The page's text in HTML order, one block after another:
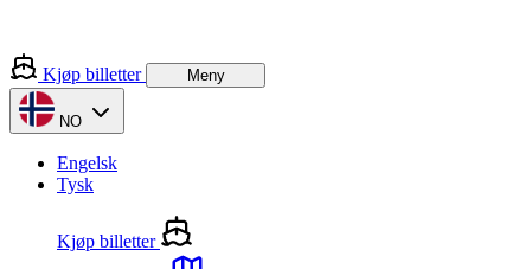
Kjøp billetter Meny
NO
Engelsk
Tysk
Kjøp billetter